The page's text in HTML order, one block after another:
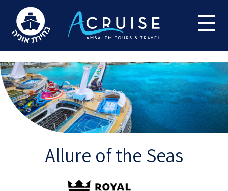
Update cookies preferences
☰
Allure of the Seas